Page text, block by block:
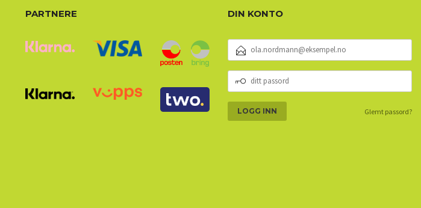
PARTNERE DIN KONTO
POSTADRESSE
PASSORD
Glemt passord?